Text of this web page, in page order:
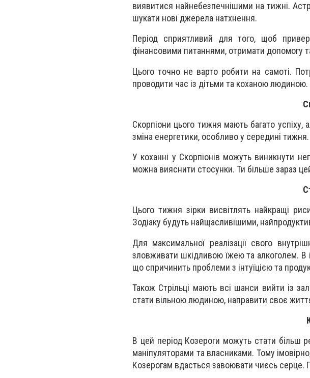
виявитися найнебезпечнішими на тижні.
шукати нові джерела натхнення.
Період сприятливий для того, щоб
фінансовими питаннями, отримати допомогу
Цього точно не варто робити на самоті.
проводити час із дітьми та коханою людиною.
Скорпіони цього тижня мають багато
зміна енергетики, особливо у середині тижня.
У коханні у Скорпіонів можуть виникнути
можна вияснити стосунки. Ти більше зараз
Цього тижня зірки висвітлять найкращі
Зодіаку будуть найщасливішими,
Для максимальної реалізації свого
зловживати шкідливою їжею та алкоголем.
що спричинить проблеми з інтуїцією та
Також Стрільці мають всі шанси вийти із
стати вільною людиною, направити своє
В цей період Козероги можуть стати більш
маніпуляторами та власниками. Тому
Козерогам вдасться завоювати чиєсь серце.